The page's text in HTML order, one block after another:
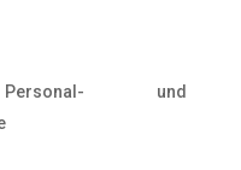
und